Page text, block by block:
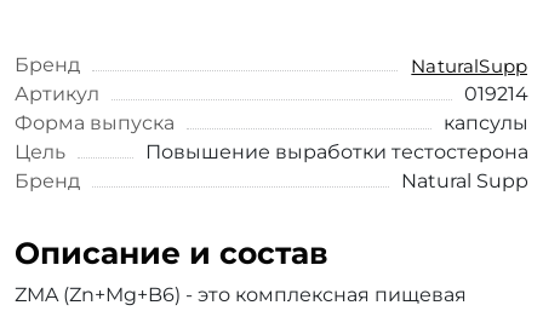
Бренд
NaturalSupp
Артикул
019214
Форма выпуска
капсулы
Цель
Повышение выработки тестостерона
Бренд
Natural Supp
Описание и состав
ZMA (Zn+Mg+B6) - это комплексная пищевая